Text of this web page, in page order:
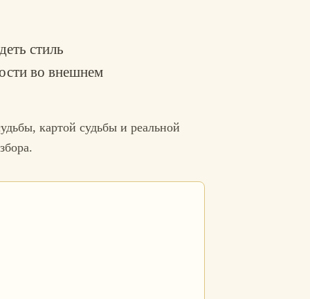
стиль
во внешнем
картой судьбы и реальной